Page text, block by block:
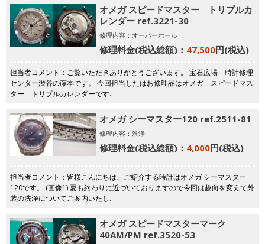
オメガ スピードマスター トリプルカ
レンダー ref.3221-30
修理内容：オーバーホール
修理料金(税込総額)： 47,500円(税込)
担当者コメント：ご覧いただきありがとうございます。 宝石広場 時計修理
センター渋谷の藤本です。 今回担当したはお修理品はオメガ スピードマス
ター トリプルカレンダーです…
オメガ シーマスター120 ref.2511-81
修理内容：洗浄
修理料金(税込総額)： 4,000円(税込)
担当者コメント：皆様こんにちは、ご紹介する時計はオメガ シーマスター
120です。 (画像1) 夏も終わりに近づいておりますので今回は趣向を変えて外
装の洗浄についてご案内いたし…
オメガ スピードマスターマーク
40AM/PM ref.3520-53